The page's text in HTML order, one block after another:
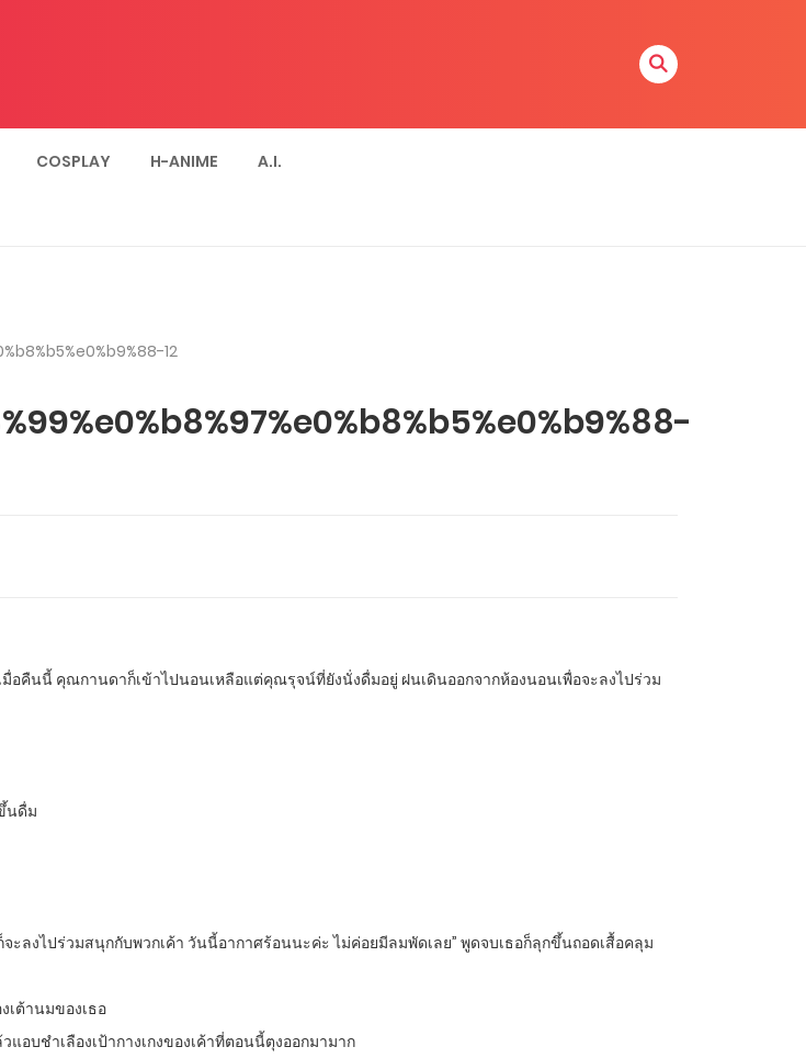
COSPLAY H-ANIME A.I.
12
อคืนนี้ คุณกานดาก็เข้าไปนอนเหลือแต่คุณรุจน์ที่ยังนั่งดื่มอยู่ ฝนเดินออกจากห้องนอนเพื่อจะลงไปร่วม
นดื่ม
ลงไปร่วมสนุกกับพวกเค้า วันนี้อากาศร้อนนะค่ะ ไม่ค่อยมีลมพัดเลย” พูดจบเธอก็ลุกขึ้นถอดเสื้อคลุม
เต้านมของเธอ
อบชำเลืองเป้ากางเกงของเค้าที่ตอนนี้ตุงออกมามาก